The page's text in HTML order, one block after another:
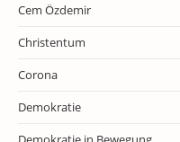
Cem Özdemir
Christentum
Corona
Demokratie